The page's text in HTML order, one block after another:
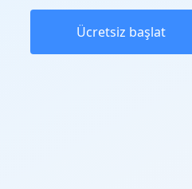
Ücretsiz başlat